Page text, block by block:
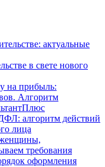
актуальные
в свете нового
на прибыль:
Алгоритм
алгоритм действий
лица
требования
оформления